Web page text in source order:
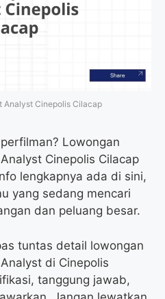
Analyst Cinepolis Cilacap
Lowongan
Cinepolis Cilacap
lengkapnya ada di sini,
yang sedang mencari
dan peluang besar.
tuntas detail lowongan
di Cinepolis
tanggung jawab,